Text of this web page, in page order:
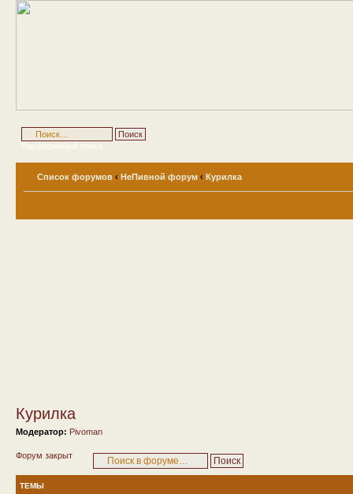
Расширенный поиск
Список форумов ‹ НеПивной форум ‹ Курилка
Курилка
Модератор: Pivoman
Форум закрыт
ТЕМЫ